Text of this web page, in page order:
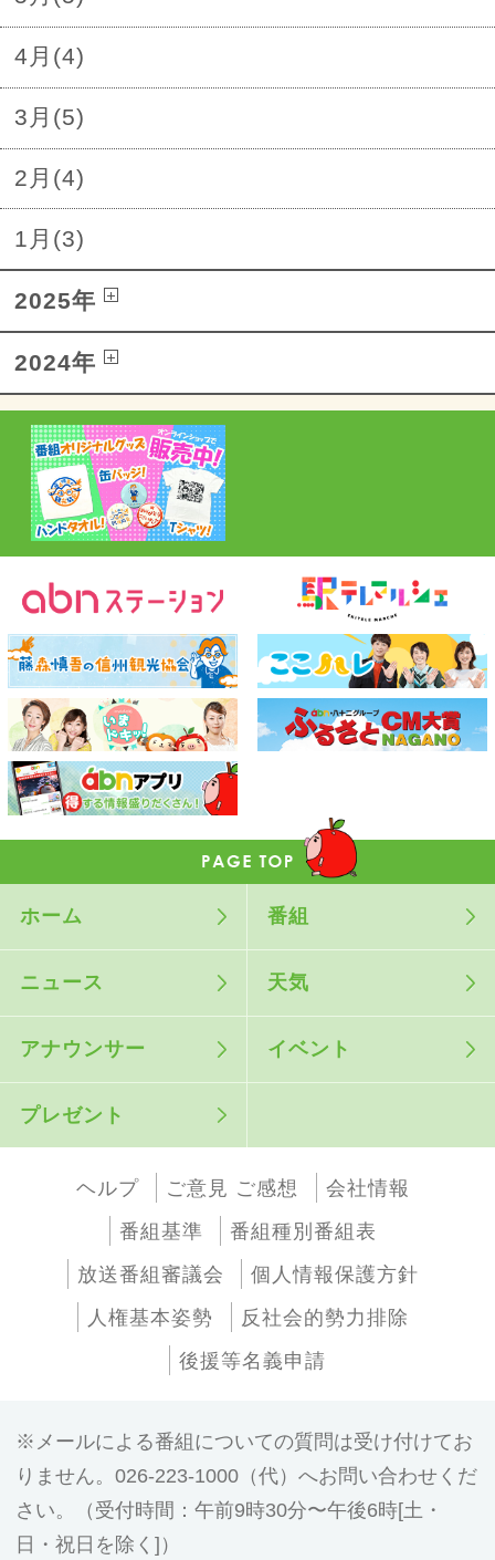
4月(4)
3月(5)
2月(4)
1月(3)
2025年
2024年
ホーム 番組
ニュース 天気
アナウンサー イベント
プレゼント
ヘルプ ご意見 ご感想
会社情報
番組基準
番組種別番組表
放送番組審議会
個人情報保護方針
人権基本姿勢
反社会的勢力排除
後援等名義申請
メールによる番組についての質問は受け付けてお
りません。026-223-1000（代）へお問い合わせくだ
さい。（受付時間：午前9時30分〜午後6時[土・
日・祝日を除く]）